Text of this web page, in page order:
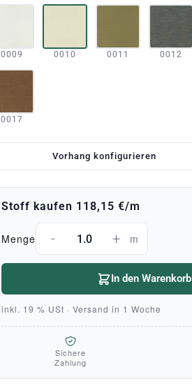
0009 0010 0011 0012
0017
Vorhang konfigurieren
Stoff kaufen 118,15 €/m
Menge - + m
In den Warenkorb
inkl. 19 % USt · Versand in 1 Woche
Sichere
Zahlung